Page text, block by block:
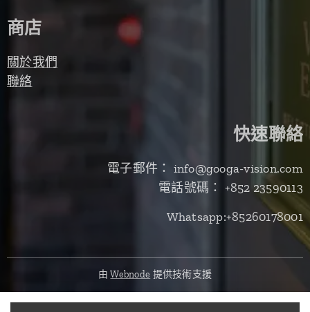
商店
關於我們
聯絡
快速聯絡
電子郵件： info@googa-vision.com
電話號碼： +852 23590113
Whatsapp:+85260178001
由Webnode 提供技術支援